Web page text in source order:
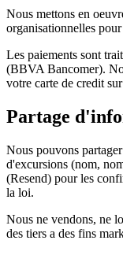
Nous mettons en
organisationnelles
Les paiements sont
(BBVA Bancomer).
votre carte de credit
Partage
Nous pouvons
d'excursions (nom,
(Resend) pour les
la loi.
Nous ne vendons, ne
des tiers a des fins